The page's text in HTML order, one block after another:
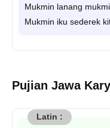
Mukmin lanang
Mukmin iku sederek
Pujian Jawa